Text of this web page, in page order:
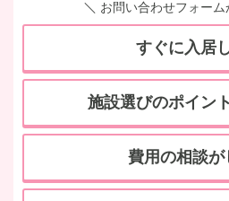
お問い合わせフォーム
すぐに入居
施設選びのポイン
費用の相談が